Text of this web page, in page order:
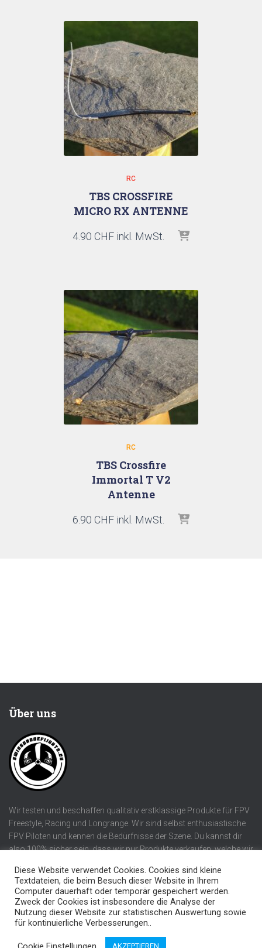
RC
TBS CROSSFIRE
MICRO RX ANTENNE
4.90 CHF inkl. MwSt.
RC
TBS Crossfire
Immortal T V2
Antenne
6.90 CHF inkl. MwSt.
Über uns
Wir testen und beschaffen qualitativ erstklassige Produkte für FPV
Freestyle, Racing und Longrange. Wir sind selbst enthusiastische
FPV Piloten und kennen die Bedürfnisse der Szene. Du kannst dir
also 100% sicher sein, dass wir nur Produkte verkaufen, welche wir
DATENSCHUTZERKLÄRUNG AGB UND IMPRESSUM
swissdroneflights.ch | Developed by smin
Diese Website verwendet Cookies. Cookies sind kleine
Textdateien, die beim Besuch dieser Website in Ihrem
Computer dauerhaft oder temporär gespeichert werden.
Zweck der Cookies ist insbesondere die Analyse der
Nutzung dieser Website zur statistischen Auswertung sowie
für kontinuierliche Verbesserungen..
AKZEPTIEREN